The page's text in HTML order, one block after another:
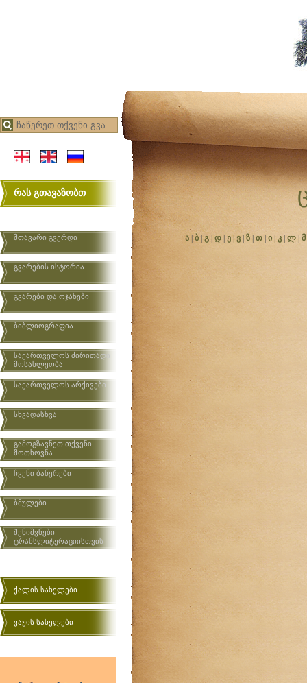
რას გთავაზობთ
მთავარი გვერდი
გვარების ისტორია
გვარები და ოჯახები
ბიბლიოგრაფია
საქართველოს ძირითადი
მოსახლეობა
საქართველოს არქივები
სხვადასხვა
გამოგზავნეთ თქვენი
მოთხოვნა
ჩვენი ბანერები
ბმულები
შენიშვნები
ტრანსლიტერაციისთვის
ქალის სახელები
ვაჟის სახელები
ა ბ გ დ ე|ვ |ზ |თ ი კ ლ მ